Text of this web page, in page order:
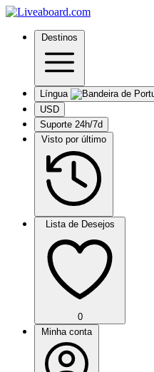
Destinos
Língua
USD
Suporte 24h/7d
Visto por último
Lista de Desejos
0
Minha conta